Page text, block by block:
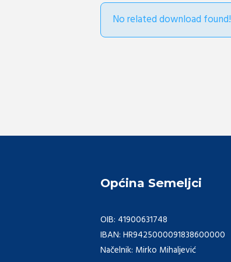
No related download found!
Općina Semeljci
OIB: 41900631748
IBAN: HR9425000091838600000
Načelnik: Mirko Mihaljević